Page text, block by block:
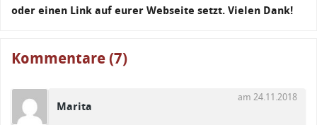
oder einen Link auf eurer Webseite setzt. Vielen Dank!
Kommentare (7)
Marita
am 24.11.2018